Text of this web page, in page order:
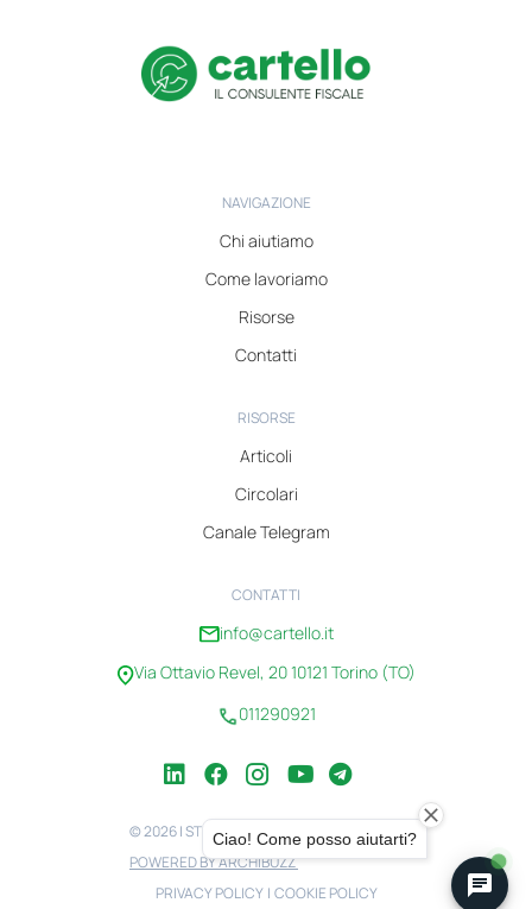
NAVIGAZIONE
Chi aiutiamo
Come lavoriamo
Risorse
Contatti
RISORSE
Articoli
Circolari
Canale Telegram
CONTATTI
info@cartello.it
Via Ottavio Revel, 20 10121 Torino (TO)
011290921
© 2026 | STUDIO CARTELLO | 08100750010
POWERED BY ARCHIBUZZ
PRIVACY POLICY | COOKIE POLICY